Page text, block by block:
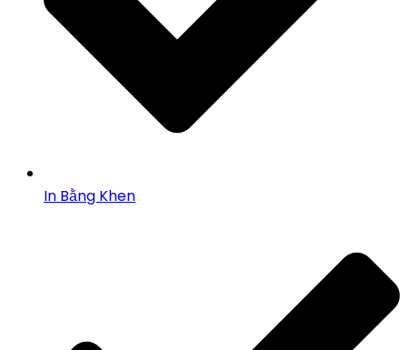
In Bằng Khen